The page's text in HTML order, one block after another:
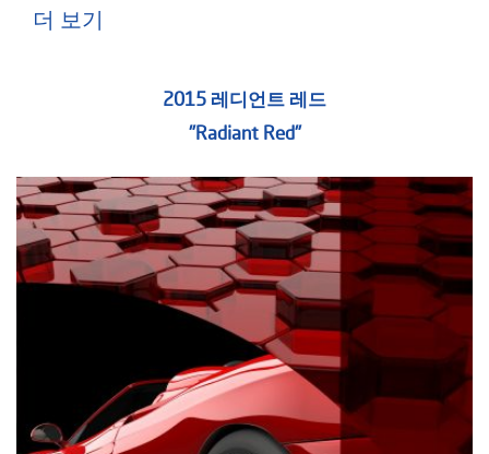
더 보기
2015 레디언트 레드
"Radiant Red"